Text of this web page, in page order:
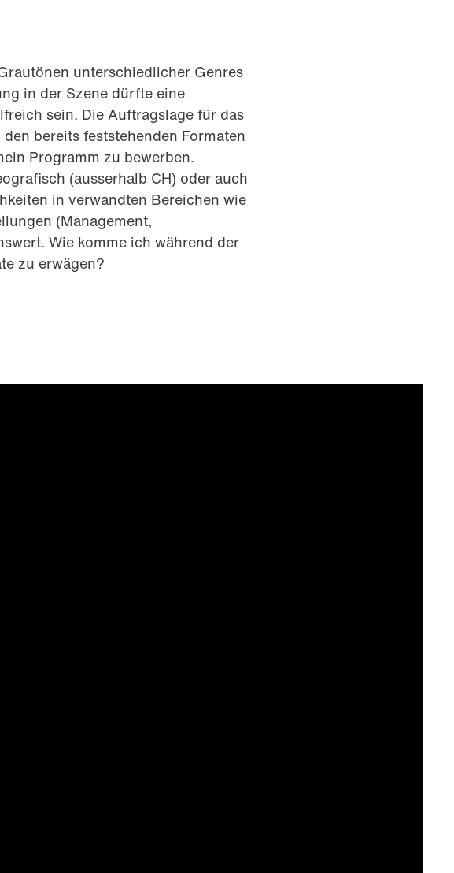
unterschiedlicher Genres
in der Szene dürfte eine
sein. Die Auftragslage für das
bereits feststehenden Formaten
Programm zu bewerben.
(ausserhalb CH) oder auch
in verwandten Bereichen wie
(Management,
Wie komme ich während der
zu erwägen?